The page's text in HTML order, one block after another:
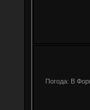
Погода: В